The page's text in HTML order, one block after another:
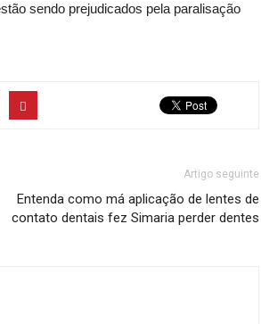
sendo prejudicados pela paralisação
Artigo seguinte
Entenda como má aplicação de lentes de
contato dentais fez Simaria perder dentes